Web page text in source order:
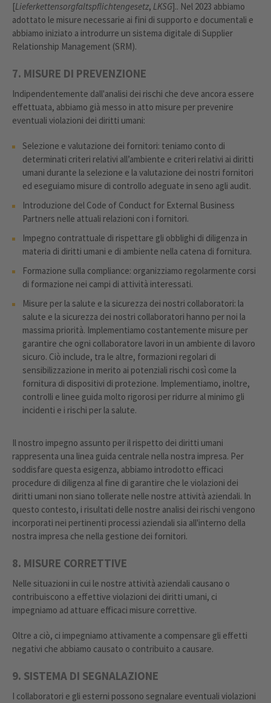
[Lieferkettensorgfaltspflichtengesetz, LKSG].. Nel 2023 abbiamo
adottato le misure necessarie ai fini di supporto e documentali e
abbiamo iniziato a introdurre un sistema digitale di Supplier
Relationship Management (SRM).
7. MISURE DI PREVENZIONE
Indipendentemente dall'analisi dei rischi che deve ancora essere
effettuata, abbiamo già messo in atto misure per prevenire
eventuali violazioni dei diritti umani:
Selezione e valutazione dei fornitori: teniamo conto di
determinati criteri relativi all’ambiente e criteri relativi ai diritti
umani durante la selezione e la valutazione dei nostri fornitori
ed eseguiamo misure di controllo adeguate in seno agli audit.
Introduzione del Code of Conduct for External Business
Partners nelle attuali relazioni con i fornitori.
Impegno contrattuale di rispettare gli obblighi di diligenza in
materia di diritti umani e di ambiente nella catena di fornitura.
Formazione sulla compliance: organizziamo regolarmente corsi
di formazione nei campi di attività interessati.
Misure per la salute e la sicurezza dei nostri collaboratori: la
salute e la sicurezza dei nostri collaboratori hanno per noi la
massima priorità. Implementiamo costantemente misure per
garantire che ogni collaboratore lavori in un ambiente di lavoro
sicuro. Ciò include, tra le altre, formazioni regolari di
sensibilizzazione in merito ai potenziali rischi così come la
fornitura di dispositivi di protezione. Implementiamo, inoltre,
controlli e linee guida molto rigorosi per ridurre al minimo gli
incidenti e i rischi per la salute.
Il nostro impegno assunto per il rispetto dei diritti umani
rappresenta una linea guida centrale nella nostra impresa. Per
soddisfare questa esigenza, abbiamo introdotto efficaci
procedure di diligenza al fine di garantire che le violazioni dei
diritti umani non siano tollerate nelle nostre attività aziendali. In
questo contesto, i risultati delle nostre analisi dei rischi vengono
incorporati nei pertinenti processi aziendali sia all'interno della
nostra impresa che nella gestione dei fornitori.
8. MISURE CORRETTIVE
Nelle situazioni in cui le nostre attività aziendali causano o
contribuiscono a effettive violazioni dei diritti umani, ci
impegniamo ad attuare efficaci misure correttive.
Oltre a ciò, ci impegniamo attivamente a compensare gli effetti
negativi che abbiamo causato o contribuito a causare.
9. SISTEMA DI SEGNALAZIONE
I collaboratori e gli esterni possono segnalare eventuali violazioni